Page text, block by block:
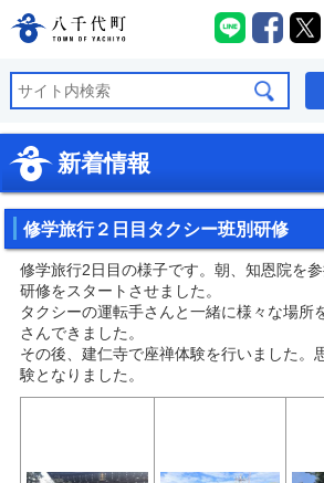
八千代町公式ホームページ
八千代町
八
新着情報
修学旅行２日目タクシー班別研修
修学旅行2日目の様子です。朝、知恩院を
研修をスタートさせました。
タクシーの運転手さんと一緒に様々な場所
さんできました。
その後、建仁寺で座禅体験を行いました。
験となりました。